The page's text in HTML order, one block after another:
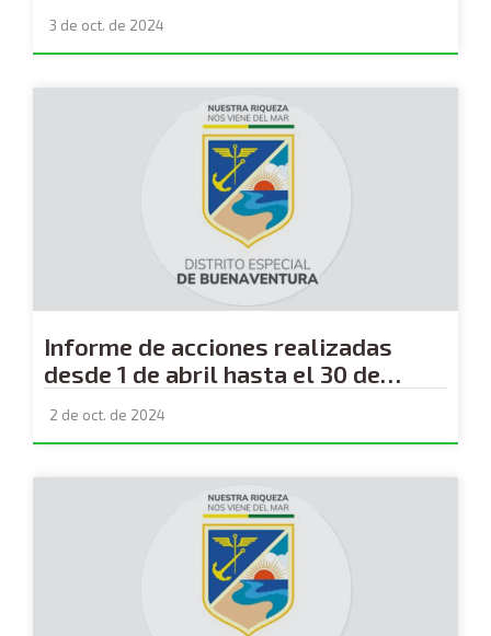
3 de oct. de 2024
Informe de acciones realizadas
desde 1 de abril hasta el 30 de
2 de oct. de 2024